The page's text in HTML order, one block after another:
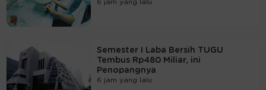
6 jam yang lalu
Semester I Laba Bersih TUGU
Tembus Rp480 Miliar, ini
Penopangnya
6 jam yang lalu